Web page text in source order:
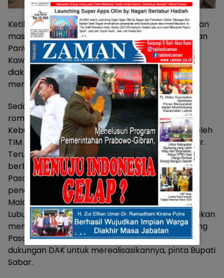
Ketika itu, juga disampaikan berbagai informasi dan
masukan yang perlu dilaksanakan, untuk kemajuan
Pariwisata Pasaman ke depan dan strategi agar
Kawasan Equator Bonjol masuk Destinasi yg
diakomodir dalam RIPPARNAS sebagai dasar
mendapatkan sumber pembiayaan ke depan.
Sedangkan kunjungan terakhir Bupati Sabar dan
rombongan, adalah ke Kementerian Pendidikan
Kebudayaan Riset dan Teknologi, yang diterima oleh
TIM KERJA DAK dan BOS Direktorat Sekolah Dasar.
Terus, kembali Bupati Pasaman menyampaikan,
berbagai informasi terkait Program prioritas
Pasaman Cerdas. Dilanjutkan dengan kebutuhan
penanganan sekolah yg rusak, pasca gempa
Malampah dan rencana pengembangan SMPN 1
Lubuk Sikaping dan SDN 05 PAUH, yang direncanakan
memiliki Kelas Boarding TAHFIDZ untuk mendukung
Pasaman Berimtaq. Dan, sangat diharapkan
dukungan DAK untuk merealisasikannya, pinta Bupati
Sabar.